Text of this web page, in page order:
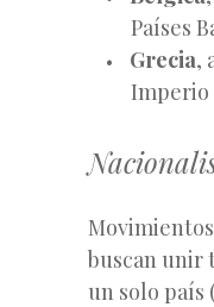
Países
Grecia,
Imperio
buscan unir
un solo país